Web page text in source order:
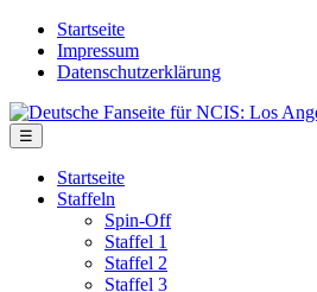
Skip
Startseite
Impressum
Datenschutzerklärung
Deutsche
Fanseite
für
NCIS:
O'Donnell
☰
Startseite
Staffeln
Spin-Off
Staffel 1
Staffel 2
Staffel 3